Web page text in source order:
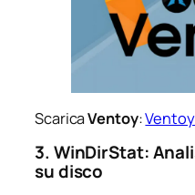
ScaricaVentoy:
3. WinDirStat:
su disco